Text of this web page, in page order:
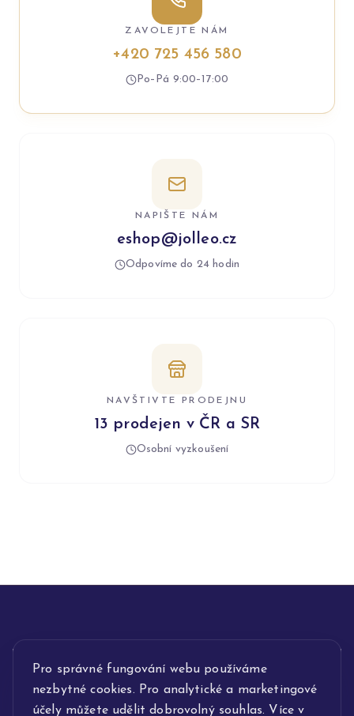
Pro správné fungování webu používáme
nezbytné cookies. Pro analytické a marketingové
účely můžete udělit dobrovolný souhlas. Více v
ZAVOLEJTE NÁM
+420 725 456 580
Po–Pá 9:00–17:00
NAPIŠTE NÁM
eshop@jolleo.cz
Odpovíme do 24 hodin
NAVŠTIVTE PRODEJNU
13 prodejen v ČR a SR
Osobní vyzkoušení
INFORMACE
POPIS SLUŽEB